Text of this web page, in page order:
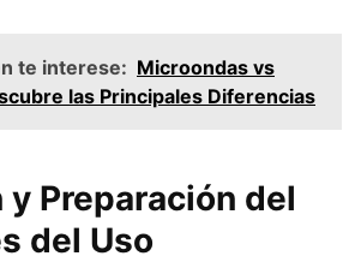
te interese: Microondas vs
las Principales Diferencias
y Preparación del
del Uso